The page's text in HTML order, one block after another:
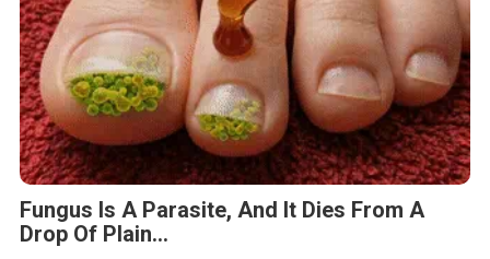
Fungus Is A Parasite, And It Dies From A
Drop Of Plain...